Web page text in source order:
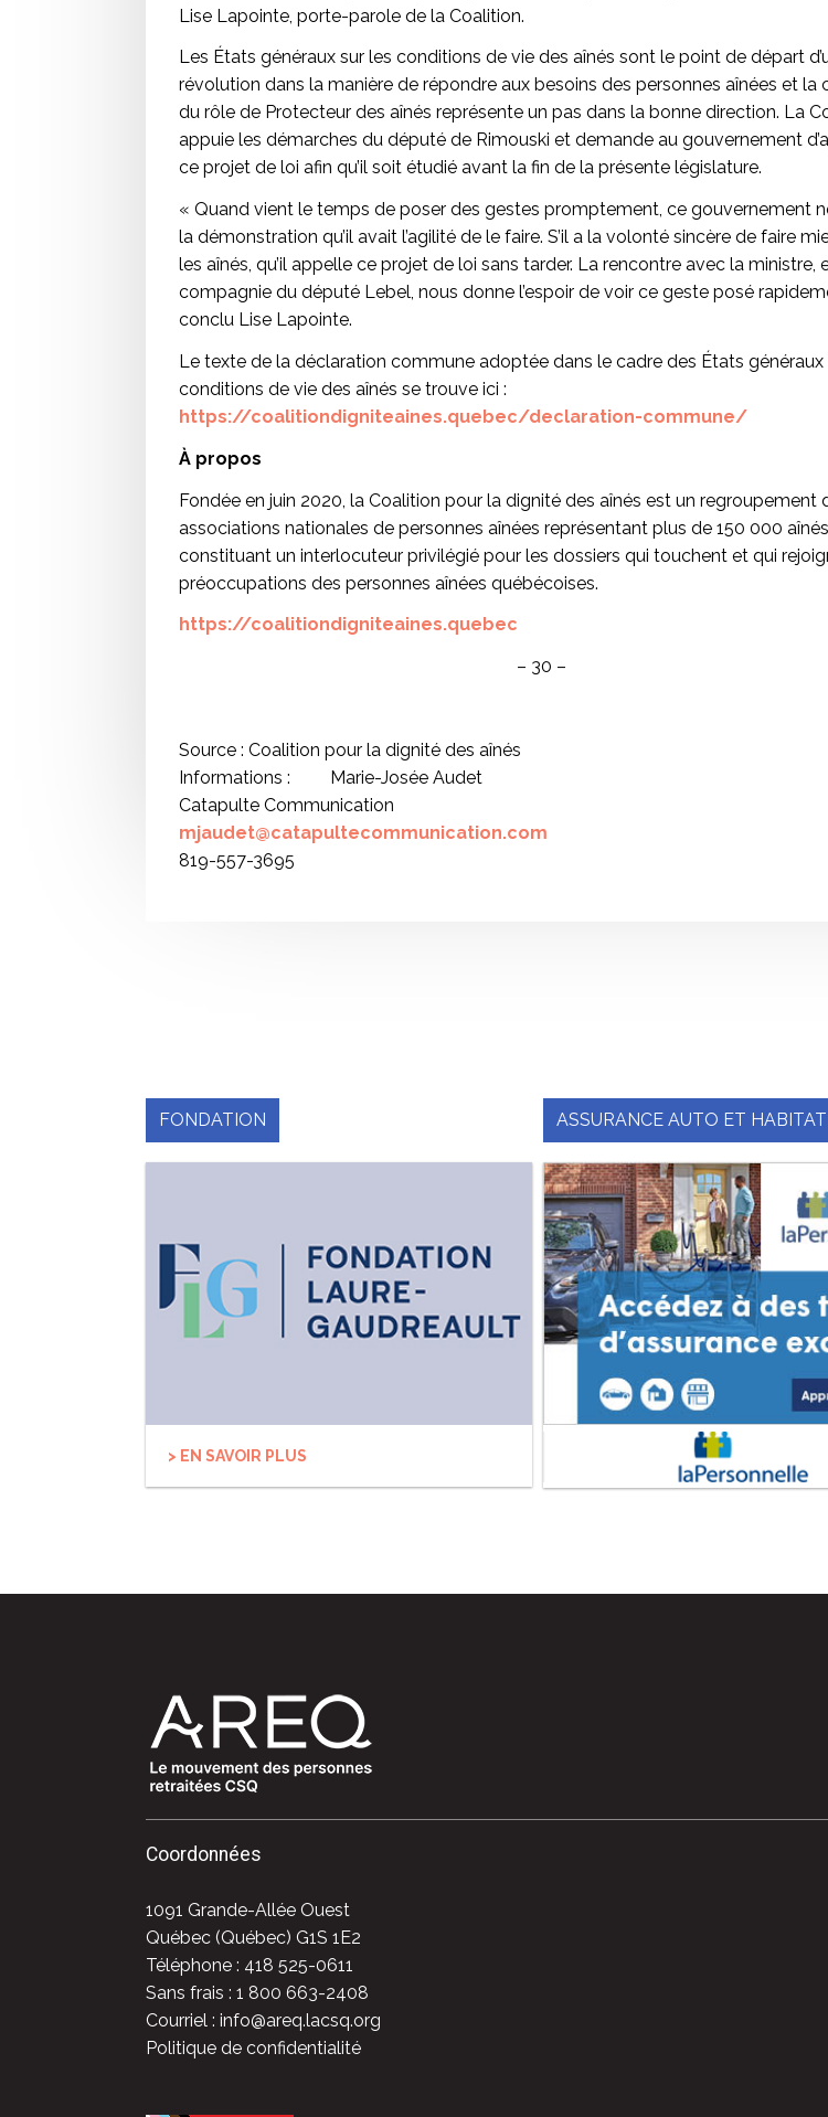
Lise Lapointe, porte-parole de la Coalition.
Les États généraux sur les conditions de vie des aînés sont le point de départ
révolution dans la manière de répondre aux besoins des personnes aînées et la
du rôle de Protecteur des aînés représente un pas dans la bonne direction. La
appuie les démarches du député de Rimouski et demande au gouvernement
ce projet de loi afin qu’il soit étudié avant la fin de la présente législature.
« Quand vient le temps de poser des gestes promptement, ce gouvernement
la démonstration qu’il avait l’agilité de le faire. S’il a la volonté sincère de faire
les aînés, qu’il appelle ce projet de loi sans tarder. La rencontre avec la ministre,
compagnie du député Lebel, nous donne l’espoir de voir ce geste posé
conclu Lise Lapointe.
Le texte de la déclaration commune adoptée dans le cadre des États généraux
conditions de vie des aînés se trouve ici :
https://coalitiondigniteaines.quebec/declaration-commune/
À propos
Fondée en juin 2020, la Coalition pour la dignité des aînés est un regroupement
associations nationales de personnes aînées représentant plus de 150 000
constituant un interlocuteur privilégié pour les dossiers qui touchent et qui
préoccupations des personnes aînées québécoises.
https://coalitiondigniteaines.quebec
– 30 –
Source : Coalition pour la dignité des aînés
Informations : Marie-Josée Audet
Catapulte Communication
mjaudet@catapultecommunication.com
819-557-3695
FONDATION
> EN SAVOIR PLUS
ASSURANCE AUTO ET
Coordonnées
1091 Grande-Allée Ouest
Québec (Québec) G1S 1E2
Téléphone : 418 525-0611
Sans frais : 1 800 663-2408
Courriel : info@areq.lacsq.org
Politique de confidentialité